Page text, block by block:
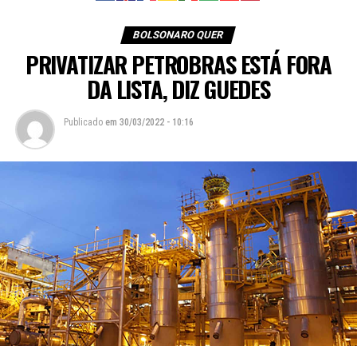
BOLSONARO QUER
PRIVATIZAR PETROBRAS ESTÁ FORA
DA LISTA, DIZ GUEDES
Publicado em 30/03/2022 - 10:16